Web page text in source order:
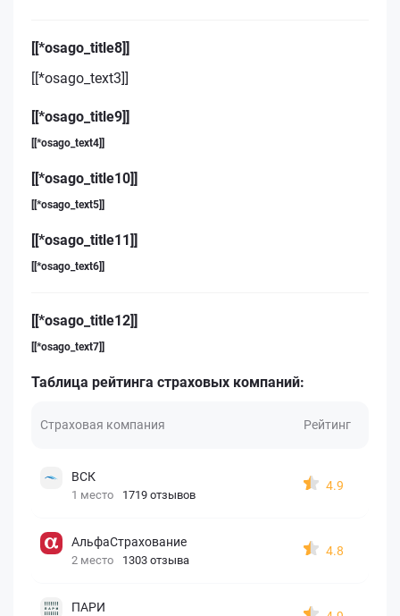
[[*osago_title8]]
[[*osago_text3]]
[[*osago_title9]]
[[*osago_text4]]
[[*osago_title10]]
[[*osago_text5]]
[[*osago_title11]]
[[*osago_text6]]
[[*osago_title12]]
[[*osago_text7]]
Таблица рейтинга страховых компаний:
Страховая компания Рейтинг
ВСК
1 место 1719 отзывов
4.9
АльфаСтрахование
2 место 1303 отзыва
4.8
ПАРИ